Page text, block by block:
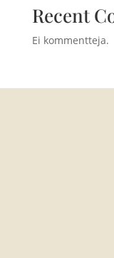
Recent
Ei kommentteja.